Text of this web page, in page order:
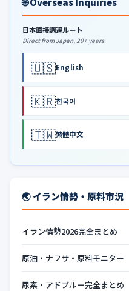
日本直接調達ルート
Direct from Japan, 20+ years
🇺🇸English
🇰🇷한국어
🇹🇼繁體中文
🌏 イラン情勢・原料市況
イラン情勢2026完全まとめ
原油・ナフサ・原料モニター
尿素・アドブルー完全まとめ